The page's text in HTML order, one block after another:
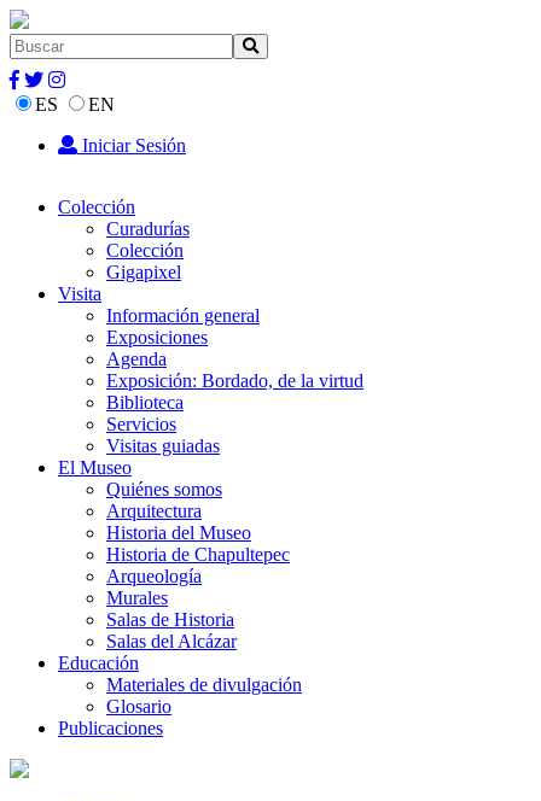
ES
EN
Iniciar Sesión
Colección
Curadurías
Colección
Gigapixel
Visita
Información general
Exposiciones
Agenda
Exposición: Bordado, de la virtud
Biblioteca
Servicios
Visitas guiadas
El Museo
Quiénes somos
Arquitectura
Historia del Museo
Historia de Chapultepec
Arqueología
Murales
Salas de Historia
Salas del Alcázar
Educación
Materiales de divulgación
Glosario
Publicaciones